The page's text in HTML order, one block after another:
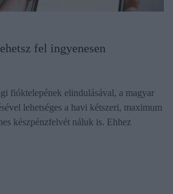
fel ingyenesen
fióktelepének elindulásával, a magyar
lehetséges a havi kétszeri, maximum
készpénzfelvét náluk is. Ehhez